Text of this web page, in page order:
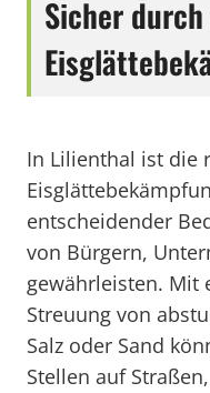
Sicher
In Lilienthal ist die
entscheidender
von Bürgern,
gewährleisten. Mit
Streuung von
Salz oder Sand
Stellen auf